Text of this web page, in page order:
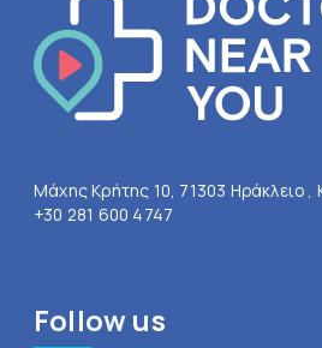
Μάχης Κρήτης 10, 71303 Ηράκλειο ,
+30 281 600 4747
Follow us